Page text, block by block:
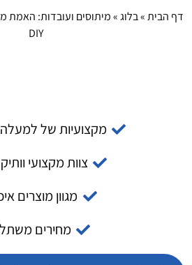
דף הבית»בלוג»מיתוסים ועובדות: האמת
DIY
מקצועיות של למעלה מ-
צוות מקצועי
מגוון מוצרים
מחירים